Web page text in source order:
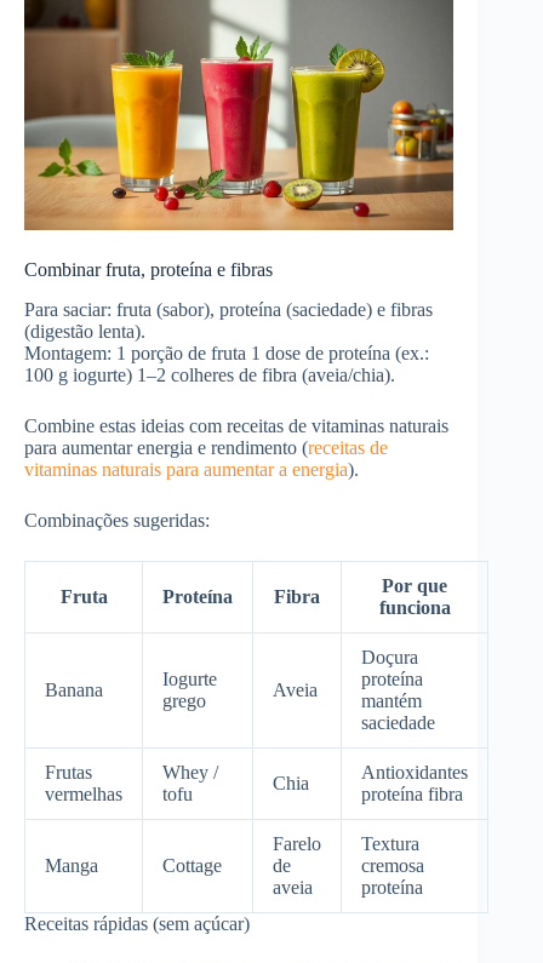
Combinar fruta, proteína e fibras
Para saciar: fruta (sabor), proteína (saciedade) e fibras
(digestão lenta).
Montagem: 1 porção de fruta 1 dose de proteína (ex.:
100 g iogurte) 1–2 colheres de fibra (aveia/chia).
Combine estas ideias com receitas de vitaminas naturais
para aumentar energia e rendimento (receitas de
vitaminas naturais para aumentar a energia).
Combinações sugeridas:
Fruta Proteína Fibra
Por que
funciona
Banana
Iogurte
grego
Aveia
Doçura
proteína
mantém
saciedade
Frutas
vermelhas
Whey /
tofu
Chia
Antioxidantes
proteína fibra
Manga Cottage
Farelo
de
aveia
Textura
cremosa
proteína
Receitas rápidas (sem açúcar)